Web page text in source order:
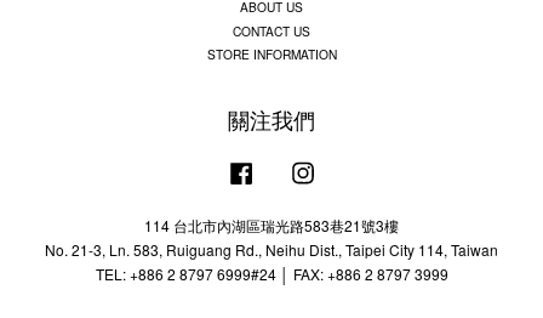
ABOUT US
CONTACT US
STORE INFORMATION
關注我們
Facebook
114 台北市內湖區瑞光路583巷21號3樓
No. 21-3, Ln. 583, Ruiguang Rd., Neihu Dist., Taipei City 114, Taiwan
TEL: +886 2 8797 6999#24 │ FAX: +886 2 8797 3999